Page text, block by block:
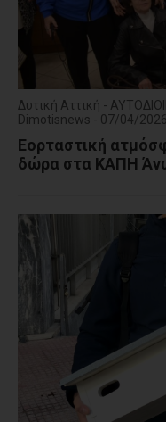
Δυτική Αττική -
Dimotisnews - 07/04/2026
Εορταστική
δώρα στα ΚΑΠΗ